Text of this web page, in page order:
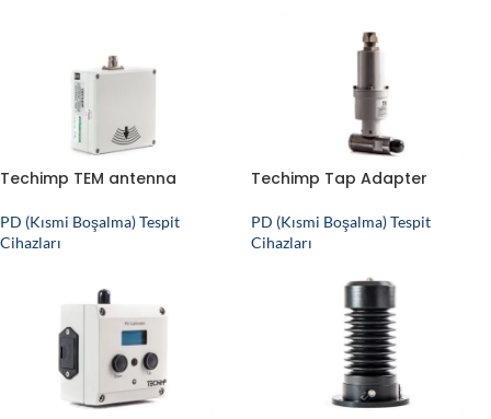
Techimp TEM antenna
PD (Kısmi Boşalma) Tespit
Cihazları
Techimp Tap Adapter
PD (Kısmi Boşalma) Tespit
Cihazları